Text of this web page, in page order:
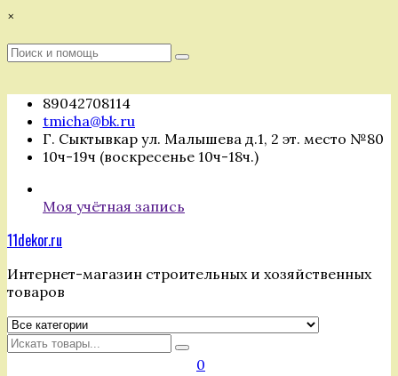
Перейти
содержимому
×
Поиск
Поиск
89042708114
tmicha@bk.ru
Г. Сыктывкар ул. Малышева д.1, 2 эт. место №80
10ч-19ч (воскресенье 10ч-18ч.)
Моя учётная запись
11dekor.ru
Интернет-магазин строительных и хозяйственных
товаров
Искать
0